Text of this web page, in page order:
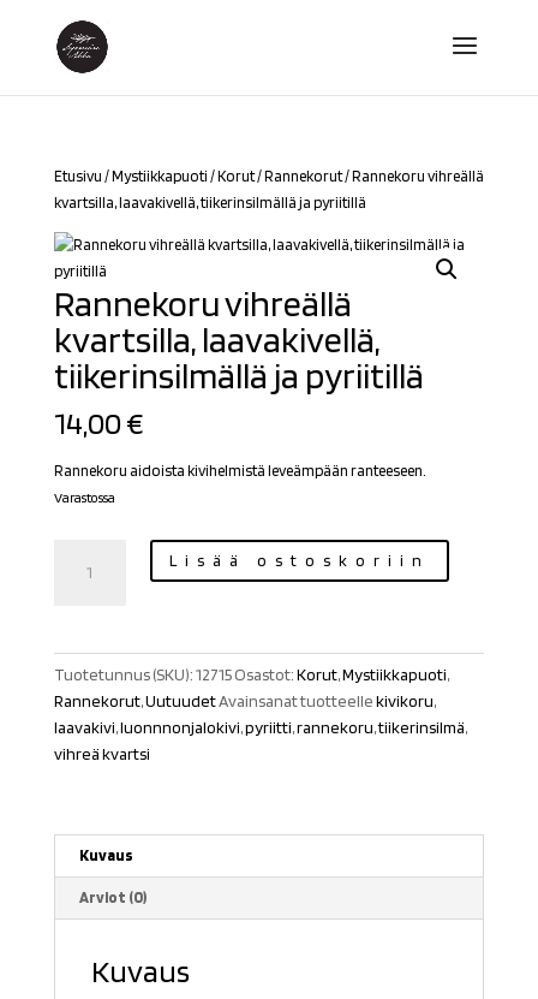
Etusivu /Mystiikkapuoti /Korut/Rannekorut/ Rannekoru vihreällä
kvartsilla, laavakivellä, tiikerinsilmällä ja pyriitillä
Rannekoru vihreällä
kvartsilla, laavakivellä,
tiikerinsilmällä ja pyriitillä
14,00€
Rannekoru aidoista kivihelmistä leveämpään ranteeseen.
Varastossa
vihreällä
tiikerinsilmällä
ja
pyriitillä
määrä
Lisää ostoskoriin
Tuotetunnus (SKU):12715 Osastot:Korut,Mystiikkapuoti,
Rannekorut,UutuudetAvainsanat tuotteellekivikoru,
laavakivi,luonnnonjalokivi,pyriitti,rannekoru,tiikerinsilmä,
vihreä kvartsi
Kuvaus
Arviot (0)
Kuvaus